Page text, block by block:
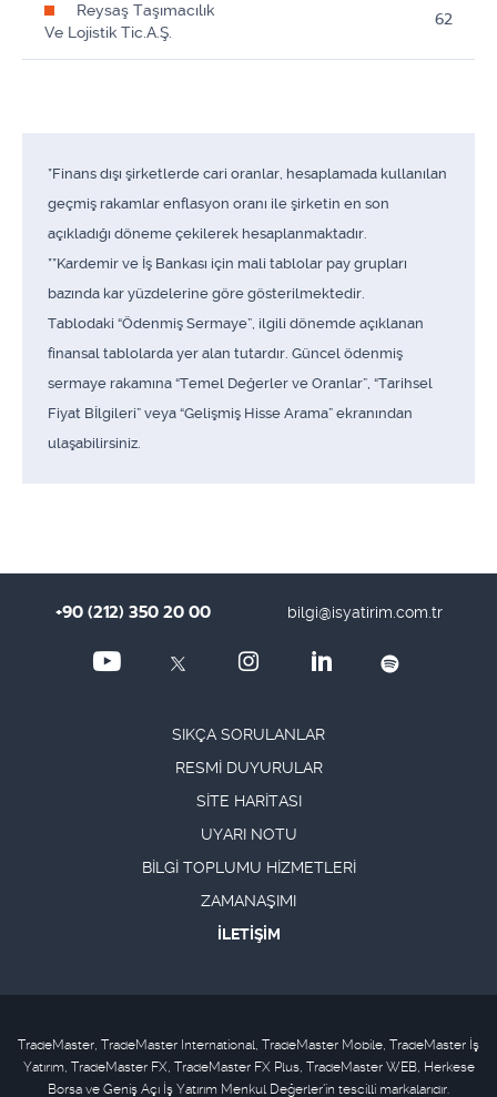
Reysaş Taşımacılık
Ve Lojistik Tic.A.Ş.
62
*Finans dışı şirketlerde cari oranlar, hesaplamada kullanılan
geçmiş rakamlar enflasyon oranı ile şirketin en son
açıkladığı döneme çekilerek hesaplanmaktadır.
**Kardemir ve İş Bankası için mali tablolar pay grupları
bazında kar yüzdelerine göre gösterilmektedir.
Tablodaki “Ödenmiş Sermaye”, ilgili dönemde açıklanan
finansal tablolarda yer alan tutardır. Güncel ödenmiş
sermaye rakamına “Temel Değerler ve Oranlar”, “Tarihsel
Fiyat Bİlgileri” veya “Gelişmiş Hisse Arama” ekranından
ulaşabilirsiniz.
+90 (212) 350 20 00 bilgi@isyatirim.com.tr
SIKÇA SORULANLAR
RESMİ DUYURULAR
SİTE HARİTASI
UYARI NOTU
BİLGİ TOPLUMU HİZMETLERİ
ZAMANAŞIMI
İLETİŞİM
TradeMaster, TradeMaster International, TradeMaster Mobile, TradeMaster İş
Yatırım, TradeMaster FX, TradeMaster FX Plus, TradeMaster WEB, Herkese
Borsa ve Geniş Açı İş Yatırım Menkul Değerler'in tescilli markalarıdır.